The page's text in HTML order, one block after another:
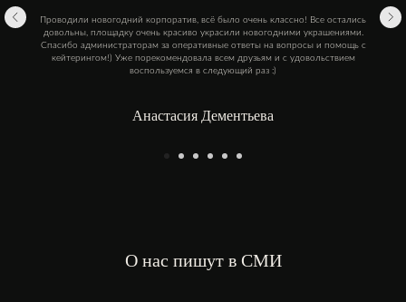
Проводили новогодний корпоратив, всё было очень классно! Все остались
довольны, площадку очень красиво украсили новогодними украшениями.
Спасибо администраторам за оперативные ответы на вопросы и помощь с
кейтерингом!) Уже порекомендовала всем друзьям и с удовольствием
воспользуемся в следующий раз :)
Анастасия Дементьева
О нас пишут в СМИ